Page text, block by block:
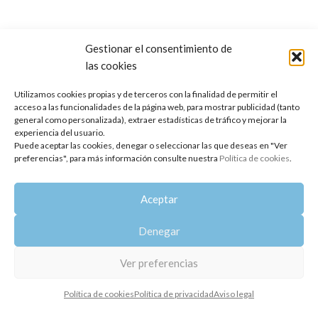
Gestionar el consentimiento de
las cookies
Utilizamos cookies propias y de terceros con la finalidad de permitir el
acceso a las funcionalidades de la página web, para mostrar publicidad (tanto
general como personalizada), extraer estadísticas de tráfico y mejorar la
experiencia del usuario.
Puede aceptar las cookies, denegar o seleccionar las que deseas en "Ver
preferencias", para más información consulte nuestra Política de cookies.
Aceptar
Denegar
Ver preferencias
Política de cookiesPolítica de privacidadAviso legal
Copyright 2014-2025
Política de privacidad Aviso legal | Política de cookies